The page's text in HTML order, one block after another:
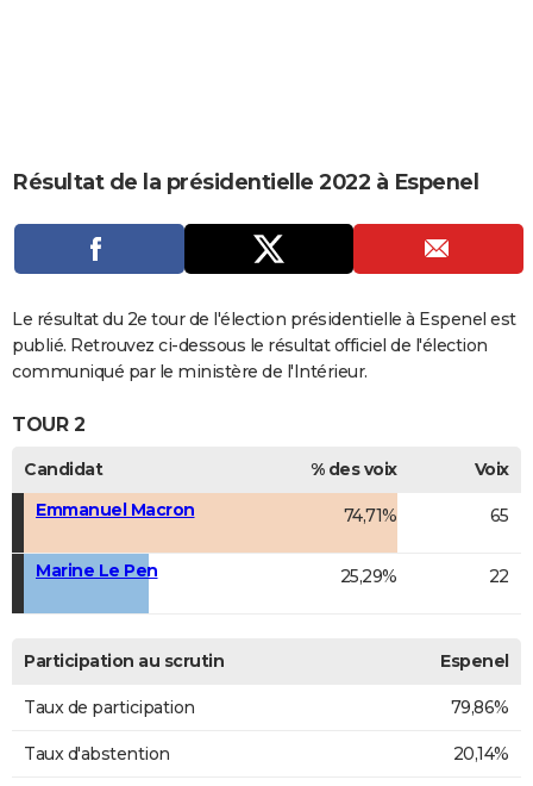
CARTE DE VOEUX
DICTIONNAIRE
Dictionnaire
Biographies
Expressions
Proverbes
PROGRAMME TV
COPAINS D'AVANT
Se connecter
Collèges
Universités
Entreprises
Service militaire
Avis de recherche
AVIS DE DÉCÈS
FORUM
Bricolage
Culture
Television
Voyage
Résultat de la présidentielle 2022 à Espenel
Le résultat du 2e tour de l'élection présidentielle à Espenel est
publié. Retrouvez ci-dessous le résultat officiel de l'élection
communiqué par le ministère de l'Intérieur.
TOUR 2
Candidat % des voix
Voix
Emmanuel Macron
74,71% 65
Marine Le Pen 25,29% 22
Participation au scrutin Espenel
Taux de participation 79,86%
Taux d'abstention 20,14%